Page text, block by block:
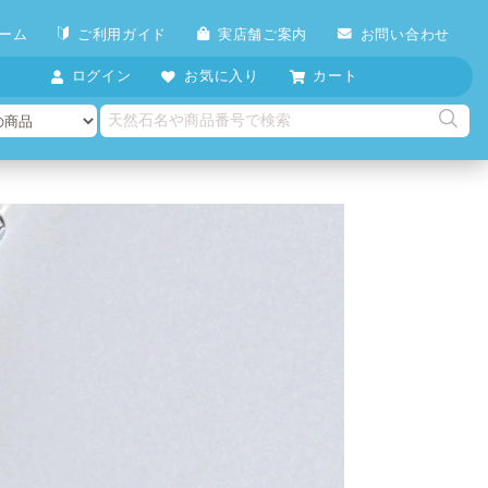
ム ご利用ガイド 実店舗ご案内 お問い合わせ
ログイン お気に入り カート